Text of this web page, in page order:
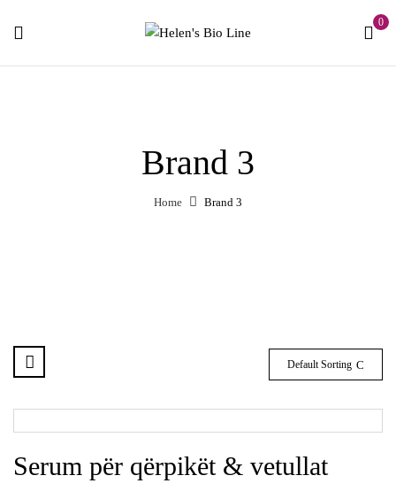
0
Brand 3
Home Brand 3
Default Sorting
Serum për qërpikët & vetullat